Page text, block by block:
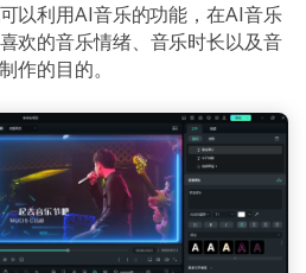
以利用AI音乐的功能，在AI音乐
欢的音乐情绪、音乐时长以及音
作的目的。